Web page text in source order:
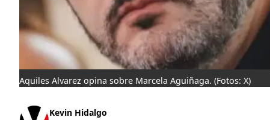
Aquiles Alvarez opina sobre Marcela Aguiñaga. (Fotos: X)
Kevin Hidalgo